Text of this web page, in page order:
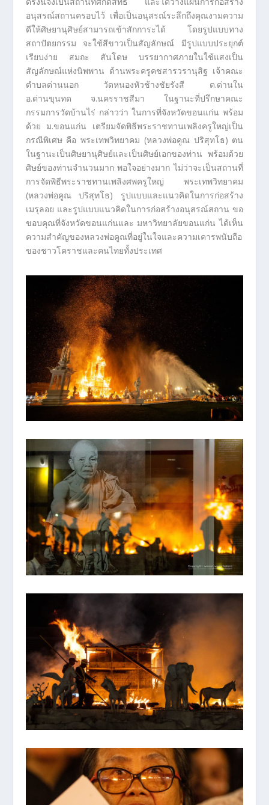
อนุสรณ์สถานครอบไว้ เพื่อเป็นอนุสรณ์ระลึกถึงคุณงามความ
ดีให้ศิษยานุศิษย์สามารถเข้าสักการะได้ โดยรูปแบบทาง
สถาปัตยกรรม จะใช้สีขาวเป็นสัญลักษณ์ มีรูปแบบประยุกต์
เรียบง่าย สมถะ สันโดษ บรรยากาศภายในใช้แสงเป็น
สัญลักษณ์แห่งนิพพาน ด้านพระครูคชสารวรานุสิฐ เจ้าคณะ
ตำบลด่านนอก วัดหนองหัวช้างชัยรังสี ต.ด่านใน
อ.ด่านขุนทด จ.นครราชสีมา ในฐานะที่ปรึกษาคณะ
กรรมการวัดบ้านไร่ กล่าวว่า ในการที่จังหวัดขอนแก่น พร้อม
ด้วย ม.ขอนแก่น เตรียมจัดพิธีพระราชทานเพลิงครูใหญ่เป็น
กรณีพิเศษ คือ พระเทพวิทยาคม (หลวงพ่อคูณ ปริสุทโธ) ตน
ในฐานะเป็นศิษยานุศิษย์และเป็นศิษย์เอกของท่าน พร้อมด้วย
ศิษย์ของท่านจำนวนมาก พอใจอย่างมาก ไม่ว่าจะเป็นสถานที่
การจัดพิธีพระราชทานเพลิงศพครูใหญ่ พระเทพวิทยาคม
(หลวงพ่อคูณ ปริสุทโธ) รูปแบบและแนวคิดในการก่อสร้าง
เมรุลอย และรูปแบบแนวคิดในการก่อสร้างอนุสรณ์สถาน ขอ
ขอบคุณที่จังหวัดขอนแก่นและ มหาวิทยาลัยขอนแก่น ได้เห็น
ความสำคัญของหลวงพ่อคูณที่อยู่ในใจและความเคารพนับถือ
ของชาวโคราชและคนไทยทั้งประเทศ